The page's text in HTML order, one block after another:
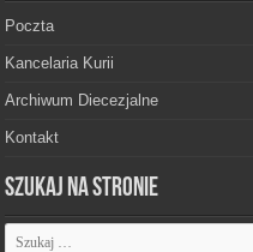
Poczta
Kancelaria Kurii
Archiwum Diecezjalne
Kontakt
Szukaj na stronie